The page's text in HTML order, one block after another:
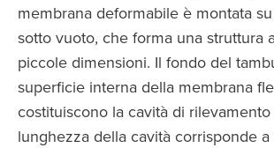
membrana deformabile è montata
sotto vuoto, che forma una struttura
piccole dimensioni. Il fondo del
superficie interna della membrana
costituiscono la cavità di rilevamento
lunghezza della cavità corrisponde